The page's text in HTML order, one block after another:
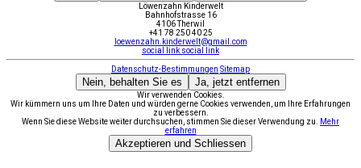
Löwenzahn Kinderwelt
Bahnhofstrasse 16
4106 Therwil
+41 78 250 40 25
loewenzahn.kinderwelt@gmail.com
social link social link
Datenschutz-Bestimmungen Sitemap
Nein, behalten Sie es Ja, jetzt entfernen
Wir verwenden Cookies.
Wir kümmern uns um Ihre Daten und würden gerne Cookies verwenden, um Ihre Erfahrungen
zu verbessern.
Wenn Sie diese Website weiter durchsuchen, stimmen Sie dieser Verwendung zu.
Mehr
erfahren
Akzeptieren und Schliessen